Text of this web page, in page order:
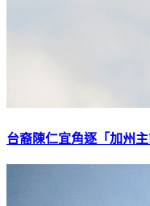
台裔陳仁宜角逐「加州